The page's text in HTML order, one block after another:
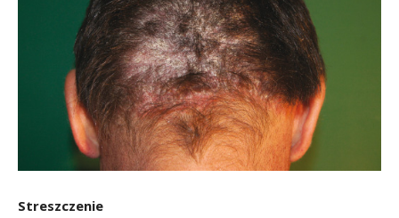
Streszczenie